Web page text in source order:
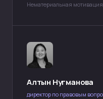
Нематериальная
Алтын Нугманова
директор по правовым